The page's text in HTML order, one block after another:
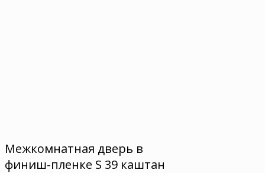
Межкомнатная дверь в
финиш-пленке S 39 каштан